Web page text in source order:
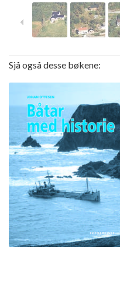
Sjå også desse bøkene: